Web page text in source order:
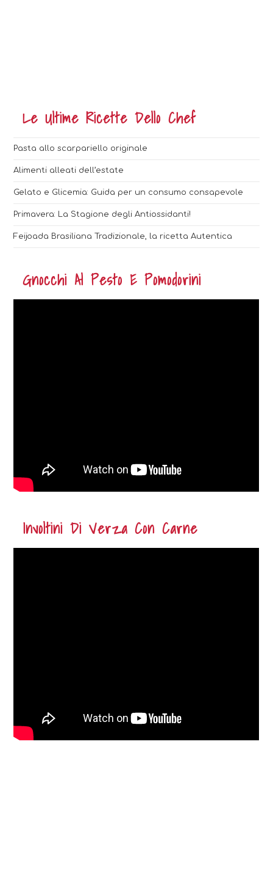
Le Ultime Ricette Dello Chef
Pasta allo scarpariello originale
Alimenti alleati dell’estate
Gelato e Glicemia: Guida per un consumo consapevole
Primavera: La Stagione degli Antiossidanti!
Feijoada Brasiliana Tradizionale, la ricetta Autentica
Gnocchi Al Pesto E Pomodorini
Involtini Di Verza Con Carne